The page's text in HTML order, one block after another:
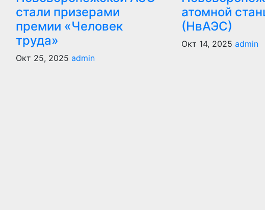
стали призерами
премии «Человек
труда»
Окт 25, 2025 admin
атомной
(НвАЭС)
Окт 14, 2025 admin